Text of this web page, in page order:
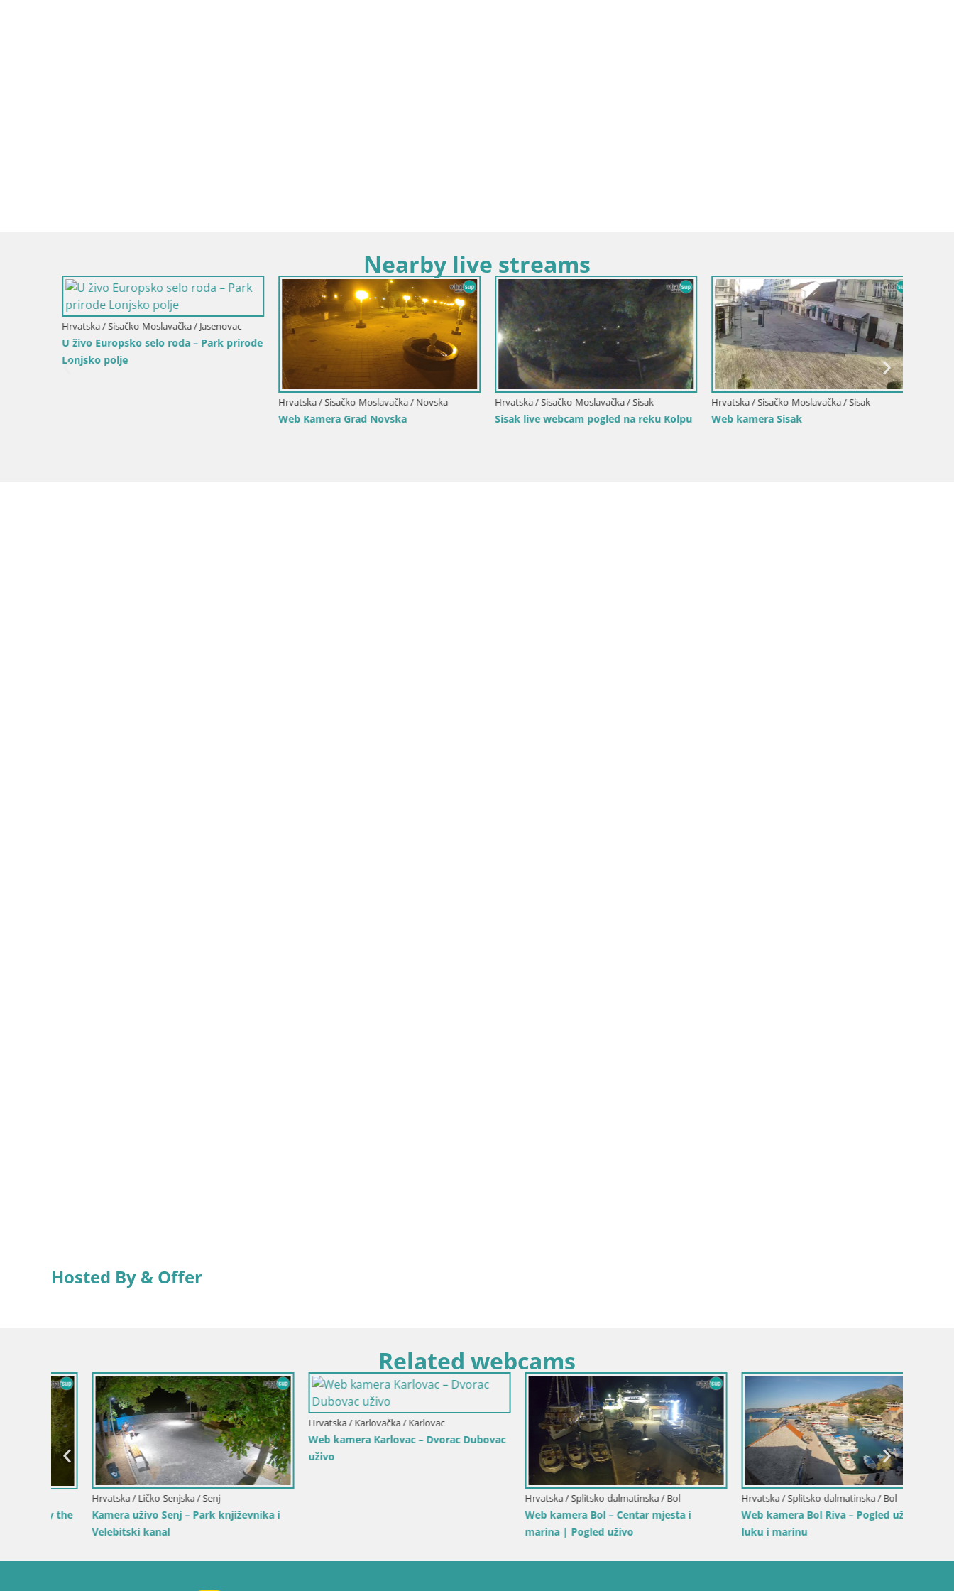
Nearby live streams
Hrvatska / Sisačko-Moslavačka / Jasenovac
U živo Europsko selo roda – Park prirode
Lonjsko polje
Hrvatska / Sisačko-Moslavačka / Novska
Web Kamera Grad Novska
Hrvatska / Sisačko-Moslavačka / Sisak
Sisak live webcam pogled na reku Kolpu
Hrvatska / Sisačko-Moslavačka / Sisak
Web kamera Sisak
Hosted By & Offer
Related webcams
Hrvatska / Ličko-Senjska / Senj
Kamera uživo Senj – Park književnika i
Velebitski kanal
Hrvatska / Karlovačka / Karlovac
Web kamera Karlovac – Dvorac Dubovac
uživo
Hrvatska / Splitsko-dalmatinska / Bol
Web kamera Bol – Centar mjesta i
marina | Pogled uživo
Hrvatska / Splitsko-dalmatinska / Bol
Web kamera Bol Riva – Pogled uživo na
luku i marinu